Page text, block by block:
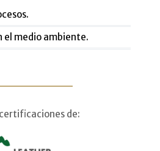
el medio ambiente.
de: